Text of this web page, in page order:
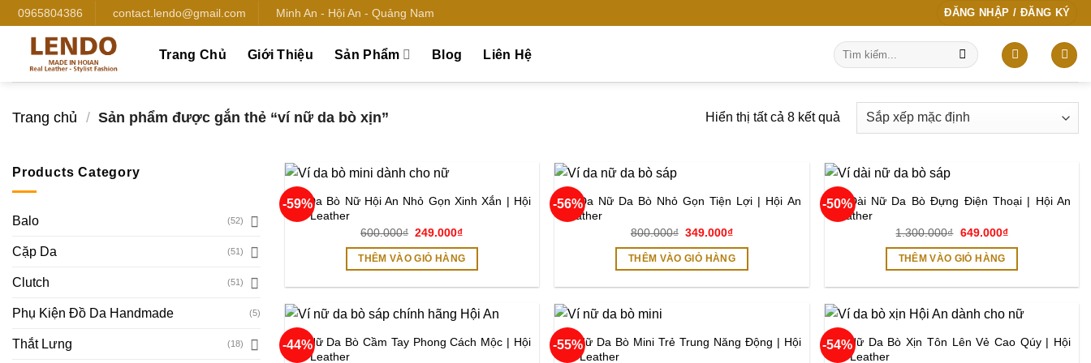
qua
0965804386 contact.lendo@gmail.com Minh An - Hội An - Quảng Nam ĐĂNG NHẬP / ĐĂNG KÝ
Trang Chủ Giới Thiệu Sản Phẩm Blog Liên Hệ
Tìm
kiếm:
Trang chủ / Sản phẩm được gắn thẻ “ví nữ da bò xịn” Hiển thị tất cả 8 kết quả
Products Category
Balo (52)
Cặp Da (51)
Clutch (51)
Phụ Kiện Đồ Da Handmade (5)
Thắt Lưng (18)
-59%
Add to
Ví Da Bò Nữ Hội An Nhỏ Gọn Xinh Xắn | Hội
An Leather
600.000₫ Giá
là:
600.000₫.
249.000₫Giá
tại
là:
THÊM VÀO GIỎ HÀNG
-56%
Add to
Ví Da Nữ Da Bò Nhỏ Gọn Tiện Lợi | Hội An
Leather
800.000₫ Giá
là:
800.000₫.
349.000₫Giá
tại
là:
THÊM VÀO GIỎ HÀNG
-50%
Add to
Ví Dài Nữ Da Bò Đựng Điện Thoại | Hội An
Leather
1.300.000₫ Giá
là:
1.300.000₫.
649.000₫Giá
THÊM VÀO GIỎ HÀNG
-44%
Add to
Ví Nữ Da Bò Cầm Tay Phong Cách Mộc | Hội
An Leather
-55%
Add to
Ví Nữ Da Bò Mini Trẻ Trung Năng Động | Hội
An Leather
-54%
Add to
Ví Nữ Da Bò Xịn Tôn Lên Vẻ Cao Qúy | Hội
An Leather